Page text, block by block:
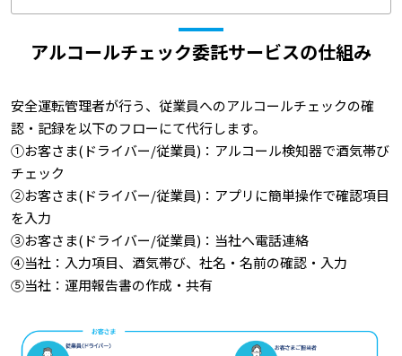
アルコールチェック委託サービスの仕組み
安全運転管理者が行う、従業員へのアルコールチェックの確
認・記録を以下のフローにて代行します。
①お客さま(ドライバー/従業員)：アルコール検知器で酒気帯び
チェック
②お客さま(ドライバー/従業員)：アプリに簡単操作で確認項目
を入力
③お客さま(ドライバー/従業員)：当社へ電話連絡
④当社：入力項目、酒気帯び、社名・名前の確認・入力
⑤当社：運用報告書の作成・共有